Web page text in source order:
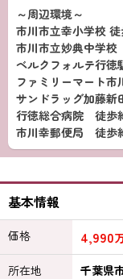
～周辺環境～
市川市立幸小学校
市川市立妙典中学
ベルクフォルテ行
ファミリーマート
サンドラッグ加藤
行徳総合病院 徒歩
市川幸郵便局 徒歩
基本情報
価格 4,990
所在地
千葉県